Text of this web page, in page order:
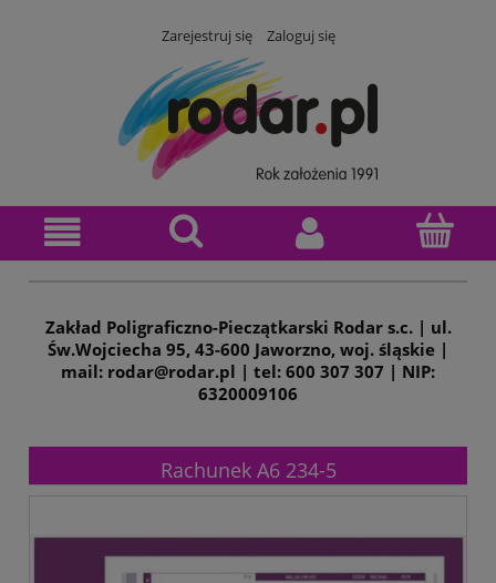
Zarejestruj się Zaloguj się
Zakład Poligraficzno-Pieczątkarski Rodar s.c. | ul.
Św.Wojciecha 95, 43-600 Jaworzno, woj. śląskie |
mail: rodar@rodar.pl | tel: 600 307 307 | NIP:
6320009106
Rachunek A6 234-5